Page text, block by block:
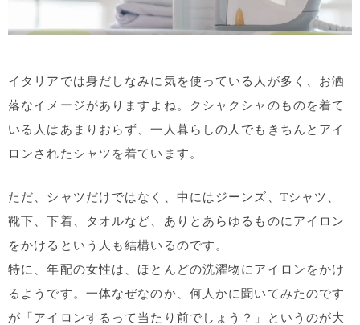
イタリアでは身だしなみに気を使っている人が多く、お洒
落なイメージがありますよね。クシャクシャのものを着て
いる人はあまりおらず、一人暮らしの人でもきちんとアイ
ロンされたシャツを着ています。
ただ、シャツだけではなく、中にはジーンズ、Tシャツ、
靴下、下着、タオルなど、ありとあらゆるものにアイロン
をかけるという人も結構いるのです。
特に、年配の女性は、ほとんどの洗濯物にアイロンをかけ
るようです。一体なぜなのか、何人かに聞いてみたのです
が「アイロンするって当たり前でしょう？」というのが大